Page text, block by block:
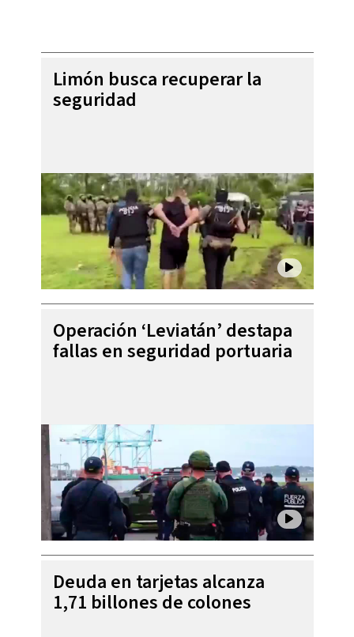
Limón busca recuperar la
seguridad
Operación ‘Leviatán’ destapa
fallas en seguridad portuaria
Deuda en tarjetas alcanza
1,71 billones de colones